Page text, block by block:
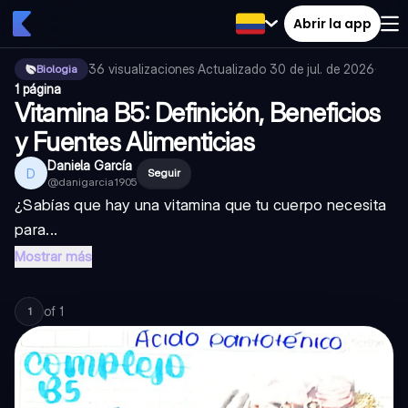
Abrir la app
Biologia 36 visualizaciones·Actualizado 30 de jul. de 2026·
1 página
Vitamina B5: Definición, Beneficios
y Fuentes Alimenticias
D Daniela García
@danigarcia1905
Seguir
¿Sabías que hay una vitamina que tu cuerpo necesita
para...
Mostrar más
1 of 1